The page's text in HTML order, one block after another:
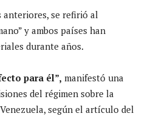
anteriores, se refirió al
y ambos países han
durante años.
para él”, manifestó una
del régimen sobre la
según el artículo del